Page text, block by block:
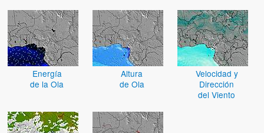
Energía
de la Ola
Altura
de Ola
Velocidad y
Dirección
del Viento